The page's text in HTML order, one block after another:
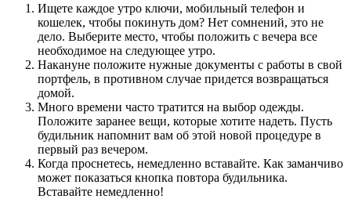
Ищете каждое утро ключи, мобильный телефон и
кошелек, чтобы покинуть дом? Нет сомнений, это не
дело. Выберите место, чтобы положить с вечера все
необходимое на следующее утро.
Накануне положите нужные документы с работы в свой
портфель, в противном случае придется возвращаться
домой.
Много времени часто тратится на выбор одежды.
Положите заранее вещи, которые хотите надеть. Пусть
будильник напомнит вам об этой новой процедуре в
первый раз вечером.
Когда проснетесь, немедленно вставайте. Как заманчиво
может показаться кнопка повтора будильника.
Вставайте немедленно!